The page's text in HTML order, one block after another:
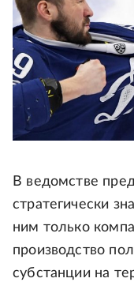
В ведомстве
стратегически
ним только
производство
субстанции на